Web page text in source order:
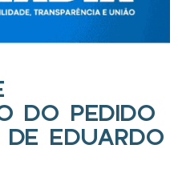
DO PEDIDO
EDUARDO